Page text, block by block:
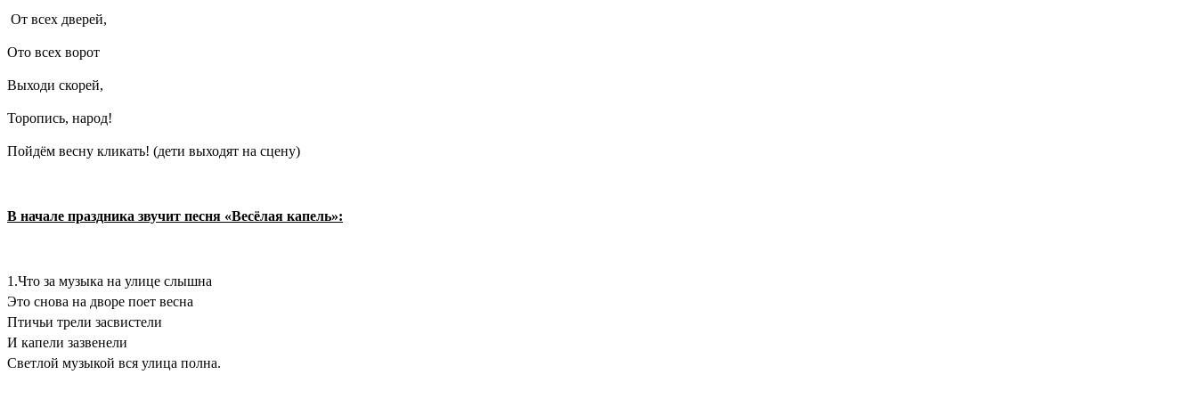
От всех дверей,
Ото всех ворот
Выходи скорей,
Торопись, народ!
Пойдём весну кликать! (дети выходят на сцену)
В начале праздника звучит песня «Весёлая капель»:
1.Что за музыка на улице слышна
Это снова на дворе поет весна
Птичьи трели засвистели
И капели зазвенели
Светлой музыкой вся улица полна.